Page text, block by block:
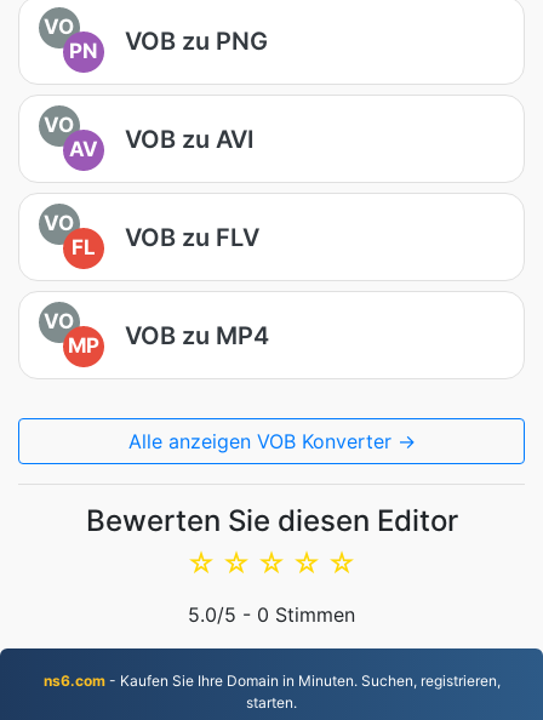
VO
PN
VOB zu PNG
VO
AV
VOB zu AVI
VO
FL
VOB zu FLV
VO
MP
VOB zu MP4
Alle anzeigen VOB Konverter →
Bewerten Sie diesen Editor
☆
☆
☆
☆
☆
5.0/5 - 0 Stimmen
ns6.com- Kaufen Sie Ihre Domain in Minuten. Suchen, registrieren,
starten.